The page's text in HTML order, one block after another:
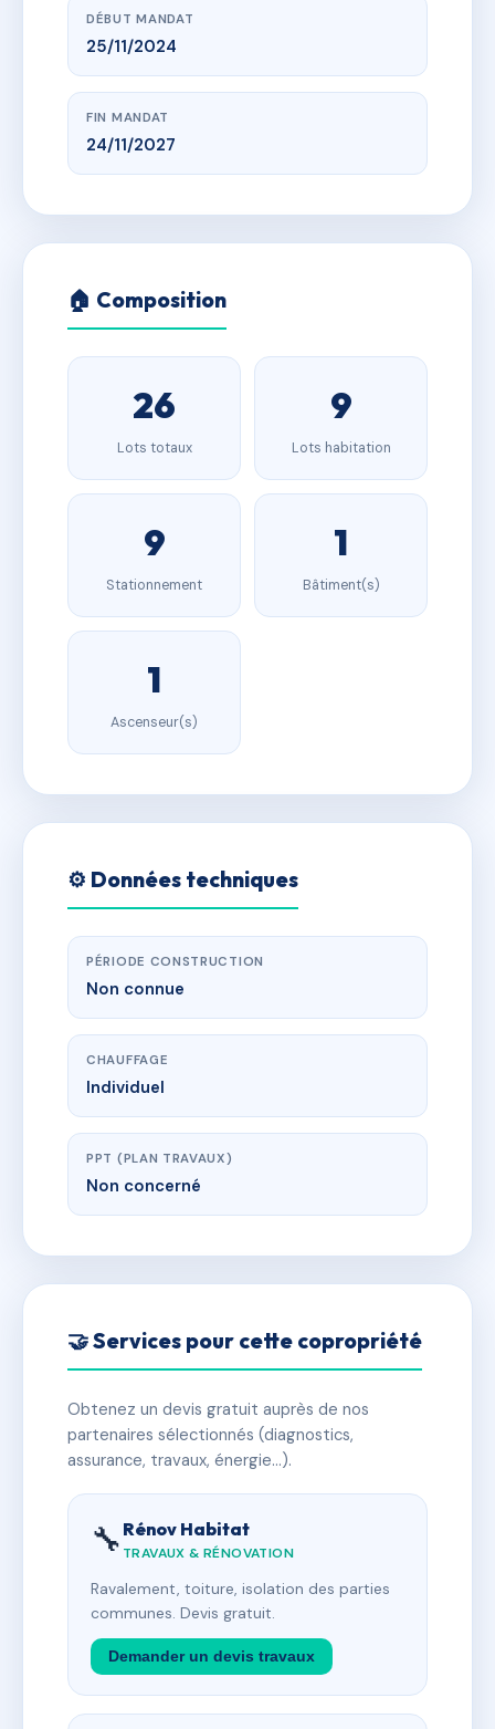
DÉBUT MANDAT
25/11/2024
FIN MANDAT
24/11/2027
🏠 Composition
26
Lots totaux
9
Lots habitation
9
Stationnement
1
Bâtiment(s)
1
Ascenseur(s)
⚙️ Données techniques
PÉRIODE CONSTRUCTION
Non connue
CHAUFFAGE
Individuel
PPT (PLAN TRAVAUX)
Non concerné
🤝 Services pour cette copropriété
Obtenez un devis gratuit auprès de nos
partenaires sélectionnés (diagnostics,
assurance, travaux, énergie…).
🔧 Rénov Habitat
TRAVAUX & RÉNOVATION
Ravalement, toiture, isolation des parties
communes. Devis gratuit.
Demander un devis travaux